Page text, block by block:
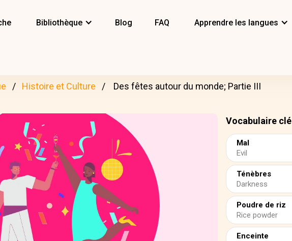
Bibliothèque Blog FAQ Apprendre les langues
Histoire et Culture Des fêtes autour du monde; Partie III
Vocabulaire clé
Mal
Evil
Ténèbres
Darkness
Poudre de riz
Rice powder
Enceinte